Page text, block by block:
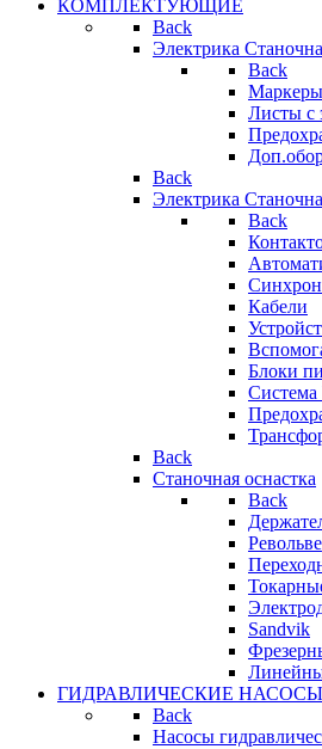
КОМПЛЕКТУЮЩИЕ
Back
Электрика
Back
Маркеры
Листы с
Back
Электрика
Back
Кабели
Блоки
Back
Станочная оснастка
Back
Sandvik
ГИДРАВЛИЧЕСКИЕ НАСОСЫ
Back
Насосы